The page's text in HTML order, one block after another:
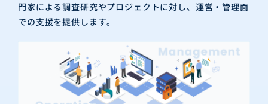
門家による調査研究やプロジェクトに対し、運営・管理面
での支援を提供します。